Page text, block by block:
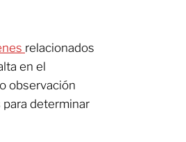
relacionados
en el
observación
determinar